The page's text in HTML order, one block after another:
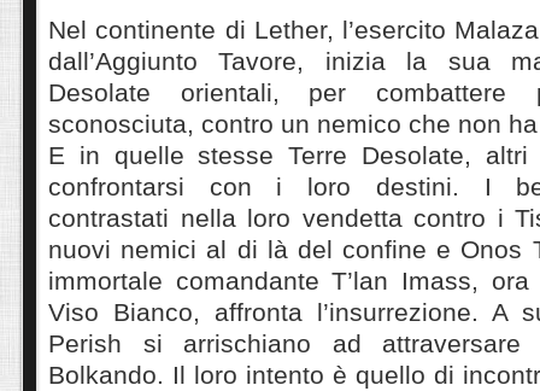
Nel continente di Lether, l’esercito
dall’Aggiunto Tavore, inizia la sua
Desolate orientali, per
sconosciuta, contro un nemico che non
E in quelle stesse Terre Desolate,
confrontarsi con i loro destini. I
contrastati nella loro vendetta contro i
nuovi nemici al di là del confine e Onos
immortale comandante T’lan Imass,
Viso Bianco, affronta l’insurrezione. A
Perish si arrischiano ad attraversare
Bolkando. Il loro intento è quello di